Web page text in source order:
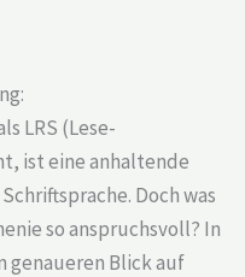
LRS (Lese-
ist eine anhaltende
Doch was
so anspruchsvoll? In
genaueren Blick auf